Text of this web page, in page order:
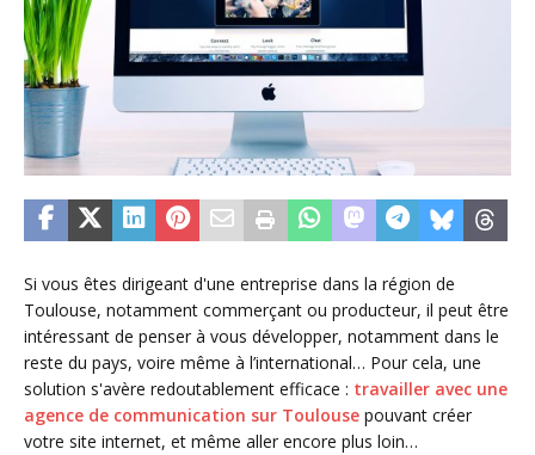
Si vous êtes dirigeant d'une entreprise dans la région de
Toulouse, notamment commerçant ou producteur, il peut être
intéressant de penser à vous développer, notamment dans le
reste du pays, voire même à l’international… Pour cela, une
solution s'avère redoutablement efficace : travailler avec une
agence de communication sur Toulouse pouvant créer
votre site internet, et même aller encore plus loin…